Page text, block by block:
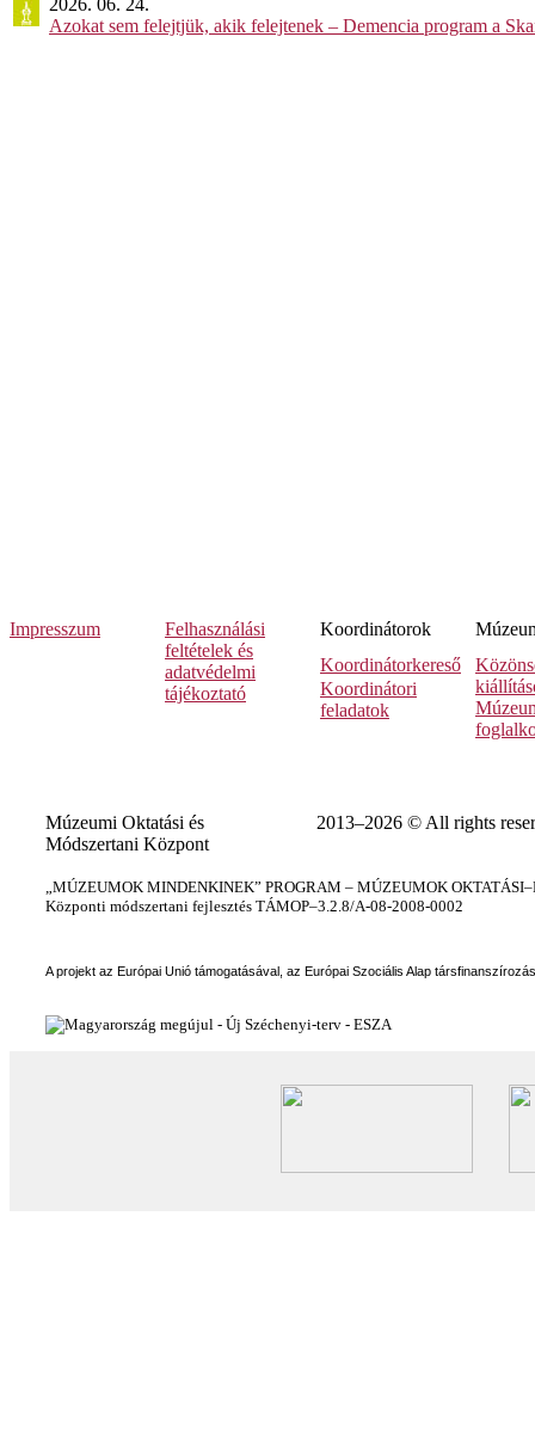
2026. 06. 24.
Azokat sem felejtjük, akik felejtenek – Demencia program a
Impresszum
Felhasználási
feltételek és
adatvédelmi
tájékoztató
Koordinátorok
Koordinátorkereső
Koordinátori
feladatok
Múzeumi Oktatási és
Módszertani Központ
2013–2026 © All rights
„MÚZEUMOK MINDENKINEK” PROGRAM – MÚZEUMOK
Központi módszertani fejlesztés TÁMOP–3.2.8/A-08-2008-0002
A projekt az Európai Unió támogatásával, az Európai Szociális Alap